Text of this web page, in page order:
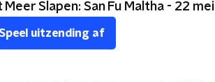
Meer Slapen: San Fu Maltha - 22
uitzending af